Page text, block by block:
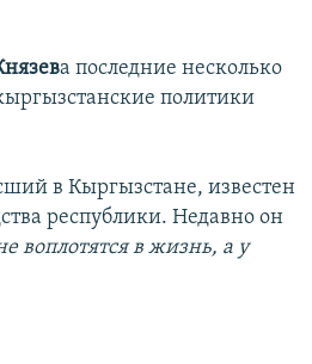
а последние несколько
политики
в Кыргызстане, известен
республики. Недавно он
воплотятся в жизнь, а у